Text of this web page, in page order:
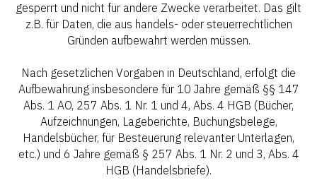
gesperrt und nicht für andere Zwecke verarbeitet. Das gilt
z.B. für Daten, die aus handels- oder steuerrechtlichen
Gründen aufbewahrt werden müssen.
Nach gesetzlichen Vorgaben in Deutschland, erfolgt die
Aufbewahrung insbesondere für 10 Jahre gemäß §§ 147
Abs. 1 AO, 257 Abs. 1 Nr. 1 und 4, Abs. 4 HGB (Bücher,
Aufzeichnungen, Lageberichte, Buchungsbelege,
Handelsbücher, für Besteuerung relevanter Unterlagen,
etc.) und 6 Jahre gemäß § 257 Abs. 1 Nr. 2 und 3, Abs. 4
HGB (Handelsbriefe).